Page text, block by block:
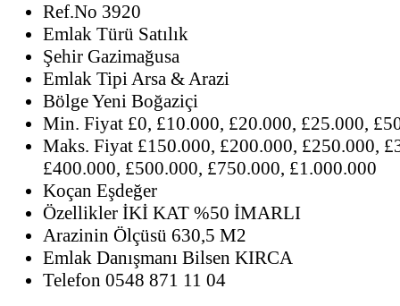
Ref.No 3920
Emlak Türü Satılık
Şehir Gazimağusa
Emlak TipiArsa & Arazi
BölgeYeni Boğaziçi
Min. Fiyat £0, £10.000, £20.000, £25.000,
Maks. Fiyat £150.000, £200.000, £250.000,
£400.000, £500.000, £750.000, £1.000.000
Koçan Eşdeğer
Özellikler İKİ KAT %50 İMARLI
Arazinin Ölçüsü 630,5 M2
Emlak Danışmanı Bilsen KIRCA
Telefon 0548 871 11 04